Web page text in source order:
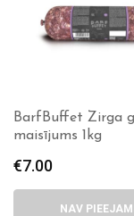
Wolf’s menu
800g
€6.50
PIEVIENOT